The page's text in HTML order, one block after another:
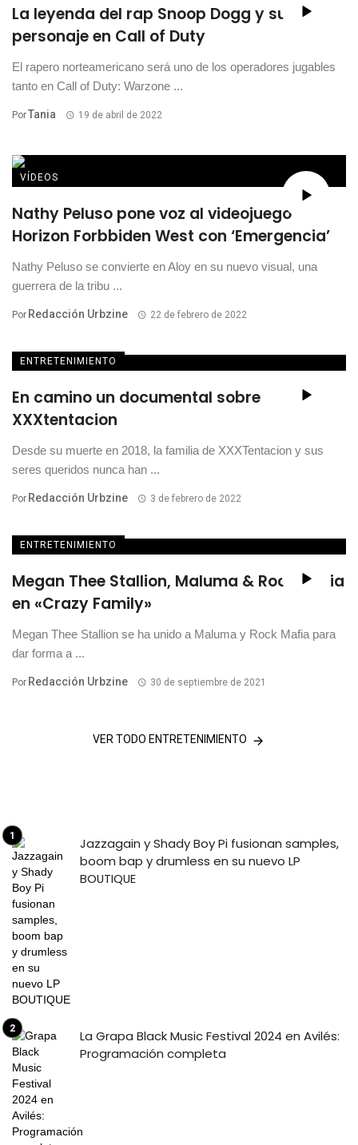
La leyenda del rap Snoop Dogg y su
personaje en Call of Duty
El rapero norteamericano será uno de los operadores jugables
tanto en Call of Duty: Warzone ...
PorTania 19 de abril de 2022
VÍDEOS
Nathy Peluso pone voz al videojuego
Horizon Forbbiden West con ‘Emergencia’
Nathy Peluso se convierte en Aloy en su nuevo visual, una
guerrera de la tribu ...
Por Redacción Urbzine 22 de febrero de 2022
ENTRETENIMIENTO
En camino un documental sobre
XXXtentacion
Desde su muerte en 2018, la familia de XXXTentacion y sus
seres queridos nunca han ...
Por Redacción Urbzine 3 de febrero de 2022
ENTRETENIMIENTO
Megan Thee Stallion, Maluma & Rock Mafia
en «Crazy Family»
Megan Thee Stallion se ha unido a Maluma y Rock Mafia para
dar forma a ...
Por Redacción Urbzine 30 de septiembre de 2021
VER TODO ENTRETENIMIENTO
Jazzagain y Shady Boy Pi fusionan samples,
boom bap y drumless en su nuevo LP
BOUTIQUE
La Grapa Black Music Festival 2024 en Avilés:
Programación completa